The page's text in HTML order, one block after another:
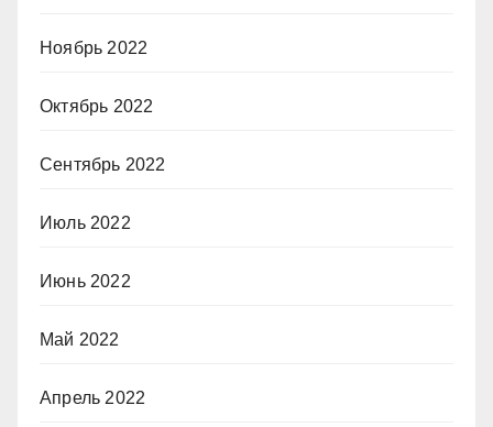
Ноябрь 2022
Октябрь 2022
Сентябрь 2022
Июль 2022
Июнь 2022
Май 2022
Апрель 2022